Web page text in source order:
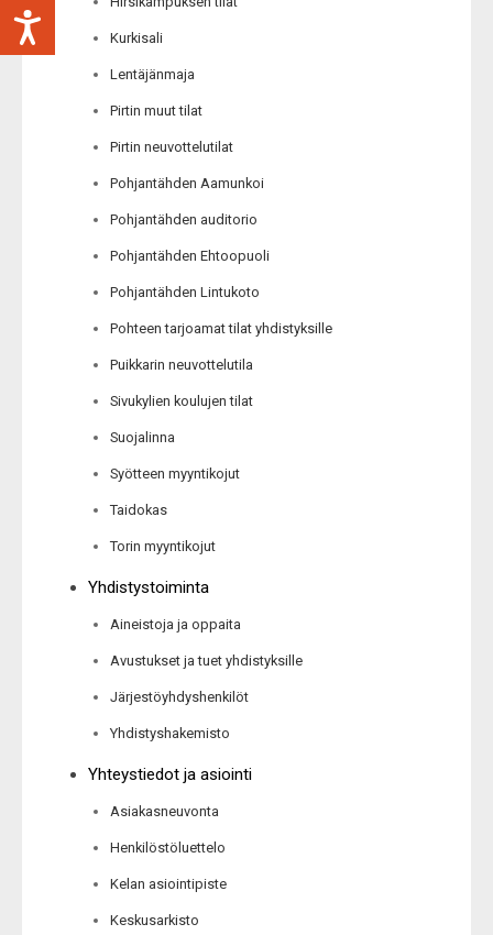
Kurkisali
Lentäjänmaja
Pirtin muut tilat
Pirtin neuvottelutilat
Pohjantähden Aamunkoi
Pohjantähden auditorio
Pohjantähden Ehtoopuoli
Pohjantähden Lintukoto
Pohteen tarjoamat tilat yhdistyksille
Puikkarin neuvottelutila
Sivukylien koulujen tilat
Suojalinna
Syötteen myyntikojut
Taidokas
Torin myyntikojut
Yhdistystoiminta
Aineistoja ja oppaita
Avustukset ja tuet yhdistyksille
Järjestöyhdyshenkilöt
Yhdistyshakemisto
Yhteystiedot ja asiointi
Asiakasneuvonta
Henkilöstöluettelo
Kelan asiointipiste
Keskusarkisto